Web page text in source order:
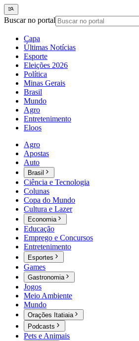
Buscar no portal
Capa
Últimas Notícias
Esporte
Eleições 2026
Política
Minas Gerais
Brasil
Mundo
Agro
Entretenimento
Eloos
Agro
Apostas
Auto
Brasil
Ciência e Tecnologia
Colunas
Copa do Mundo
Cultura e Lazer
Economia
Educação
Emprego e Concursos
Entretenimento
Esportes
Games
Gastronomia
Jogos
Meio Ambiente
Mundo
Orações Itatiaia
Podcasts
Pets e Animais